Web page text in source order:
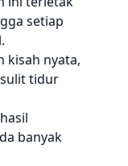
setiap
kisah nyata,
tidur
banyak